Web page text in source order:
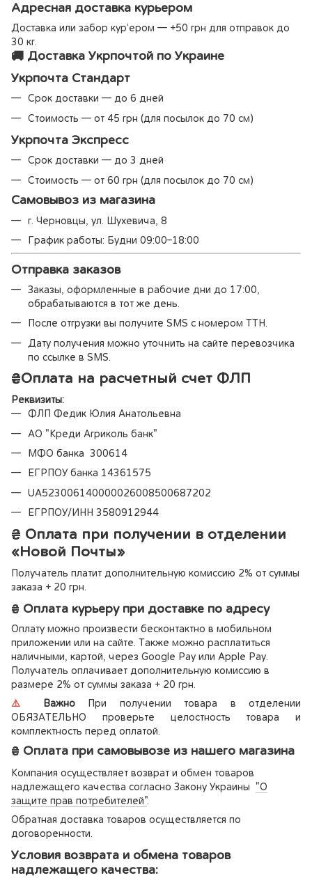
Адресная доставка курьером
Доставка или забор кур’ером — +50 грн для отправок до
30 кг.
🚚 Доставка Укрпочтой по Украине
Укрпочта Стандарт
Срок доставки — до 6 дней
Стоимость — от 45 грн (для посылок до 70 см)
Укрпочта Экспресс
Срок доставки — до 3 дней
Стоимость — от 60 грн (для посылок до 70 см)
Самовывоз из магазина
г. Черновцы, ул. Шухевича, 8
График работы: Будни 09:00–18:00
Отправка заказов
Заказы, оформленные в рабочие дни до 17:00,
обрабатываются в тот же день.
После отгрузки вы получите SMS с номером ТТН.
Дату получения можно уточнить на сайте перевозчика
по ссылке в SMS.
₴Оплата на расчетный счет ФЛП
Реквизиты:
ФЛП Федик Юлия Анатольевна
АО "Креди Агриколь банк"
МФО банка 300614
ЕГРПОУ банка 14361575
UA523006140000026008500687202
ЕГРПОУ/ИНН 3580912944
₴ Оплата при получении в отделении
«Новой Почты»
Получатель платит дополнительную комиссию 2% от суммы
заказа + 20 грн.
₴ Оплата курьеру при доставке по адресу
Оплату можно произвести бесконтактно в мобильном
приложении или на сайте. Также можно расплатиться
наличными, картой, через Google Pay или Apple Pay.
Получатель оплачивает дополнительную комиссию в
размере 2% от суммы заказа + 20 грн.
⚠️
ВажноПри получении товара в отделении
ОБЯЗАТЕЛЬНО проверьте целостность товара и
комплектность перед оплатой.
₴ Оплата при самовывозе из нашего магазина
Компания осуществляет возврат и обмен товаров
надлежащего качества согласно Закону Украины "О
защите прав потребителей".
Обратная доставка товаров осуществляется по
договоренности.
Условия возврата и обмена товаров
надлежащего качества: